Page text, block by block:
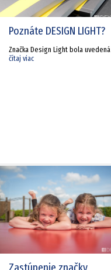
Poznáte DESIGN LIGHT?
Značka Design Light bola uvedená
čítaj viac